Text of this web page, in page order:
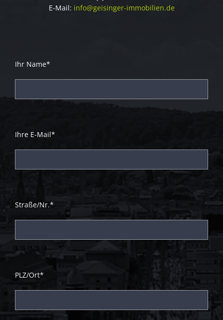
E-Mail: info@geisinger-immobilien.de
Ihr Name*
Ihre E-Mail*
Straße/Nr.*
PLZ/Ort*